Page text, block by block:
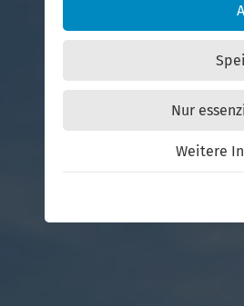
Nur
Weitere